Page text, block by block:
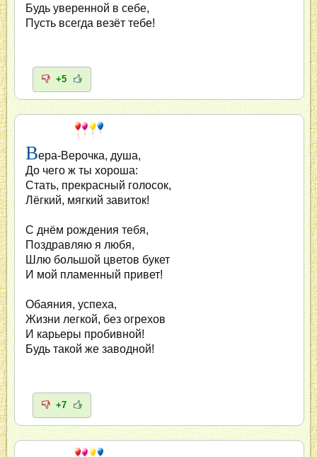
Будь уверенной в себе,
Пусть всегда везёт тебе!
+5
Вера-Верочка, душа,
До чего ж ты хороша:
Стать, прекрасный голосок,
Лёгкий, мягкий завиток!
С днём рождения тебя,
Поздравляю я любя,
Шлю большой цветов букет
И мой пламенный привет!
Обаяния, успеха,
Жизни легкой, без огрехов
И карьеры пробивной!
Будь такой же заводной!
+7